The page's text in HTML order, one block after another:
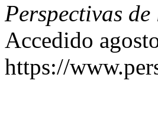
Perspectivas
Accedido
https://